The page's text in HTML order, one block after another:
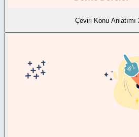
Çeviri Konu Anlatımı